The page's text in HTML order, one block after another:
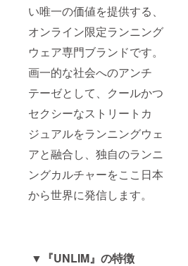
い唯一の価値を提供する、
オンライン限定ランニング
ウェア専門ブランドです。
画一的な社会へのアンチ
テーゼとして、クールかつ
セクシーなストリートカ
ジュアルをランニングウェ
アと融合し、独自のランニ
ングカルチャーをここ日本
から世界に発信します。
▼『UNLIM』の特徴